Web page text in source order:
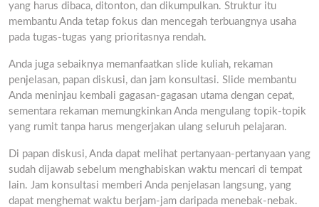
yang harus dibaca, ditonton, dan dikumpulkan. Struktur itu
membantu Anda tetap fokus dan mencegah terbuangnya usaha
pada tugas-tugas yang prioritasnya rendah.
Anda juga sebaiknya memanfaatkan slide kuliah, rekaman
penjelasan, papan diskusi, dan jam konsultasi. Slide membantu
Anda meninjau kembali gagasan-gagasan utama dengan cepat,
sementara rekaman memungkinkan Anda mengulang topik-topik
yang rumit tanpa harus mengerjakan ulang seluruh pelajaran.
Di papan diskusi, Anda dapat melihat pertanyaan-pertanyaan yang
sudah dijawab sebelum menghabiskan waktu mencari di tempat
lain. Jam konsultasi memberi Anda penjelasan langsung, yang
dapat menghemat waktu berjam-jam daripada menebak-nebak.